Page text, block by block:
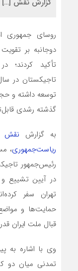
گزارش نقش […]
روسای جمهوری
دوجانبه بر
تأکید کردند؛
تاجیکستان در
توسعه داشته و
گذشته رشدی
به گزارش نقش
ریاست‌جمهوری،
رئیس‌جمهور
در آیین تشییع و
تهران سفر
حمایت‌ها و
قبال ملت ایران
وی با اشاره به
تمدنی میان دو